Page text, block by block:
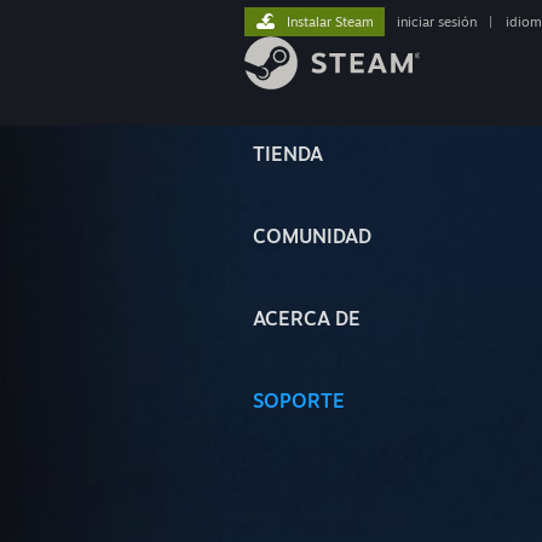
TIENDA
COMUNIDAD
ACERCA DE
SOPORTE
Instalar Steam iniciar sesión